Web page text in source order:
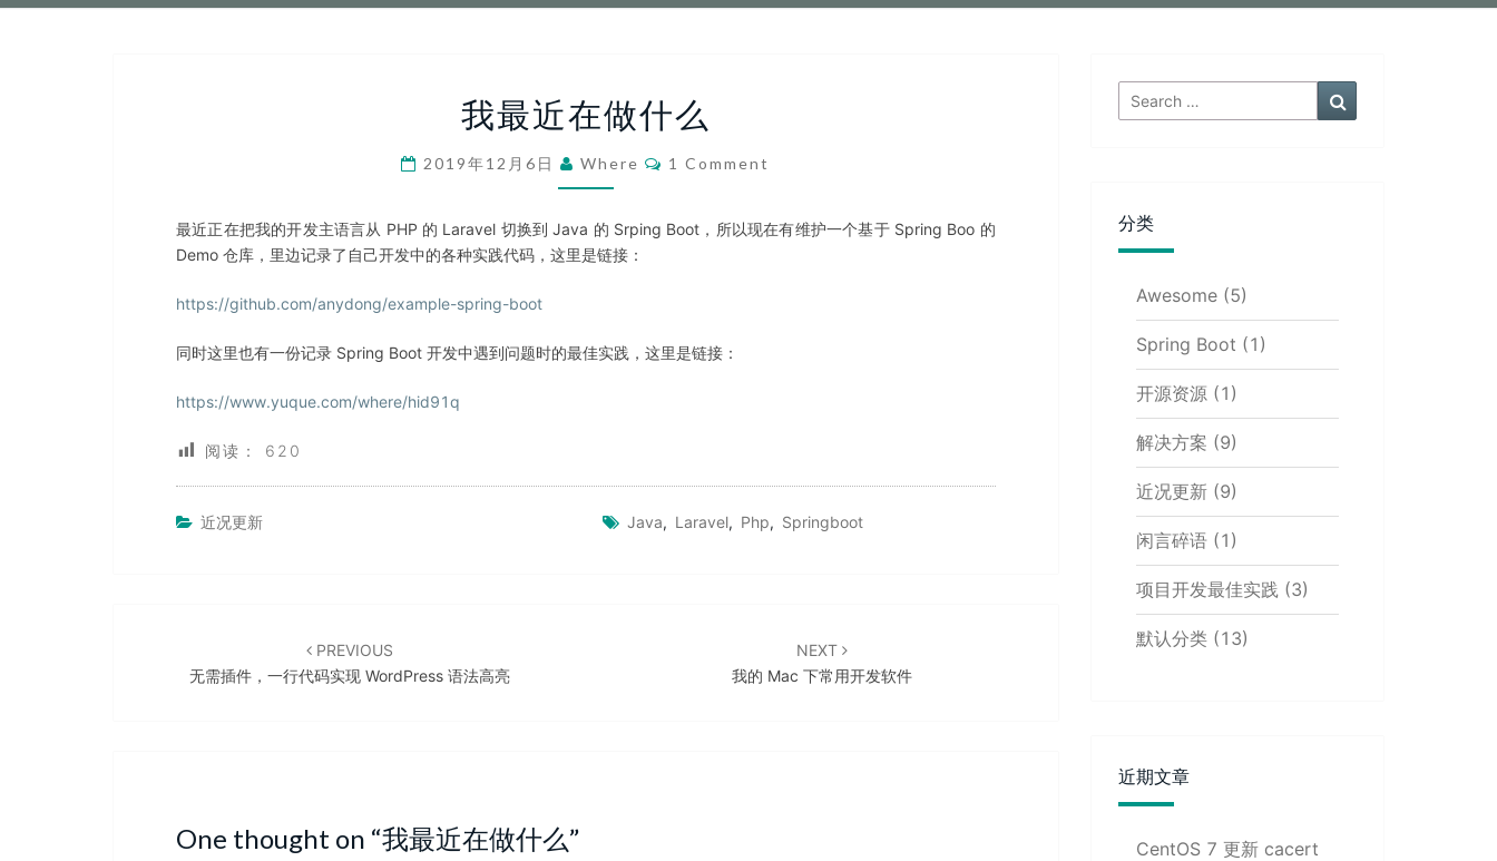
最
近
在
做
么
我最近在做什么
2019年12月6日 Where Comments
1 Comment
最近正在把我的开发主语言从 PHP 的 Laravel 切换到 Java 的 Srping Boot，所以现在有维护一个基于 Spring Boo 的
Demo 仓库，里边记录了自己开发中的各种实践代码，这里是链接：
https://github.com/anydong/example-spring-boot
同时这里也有一份记录 Spring Boot 开发中遇到问题时的最佳实践，这里是链接：
https://www.yuque.com/where/hid91q
阅读： 620
近况更新 Java, Laravel, Php, Springboot
PREVIOUS
无需插件，一行代码实现 WordPress 语法高亮
NEXT
我的 Mac 下常用开发软件
One thought on “我最近在做什么”
Search
for:
分类
Awesome(5)
Spring Boot (1)
开源资源(1)
解决方案 (9)
近况更新(9)
闲言碎语(1)
项目开发最佳实践(3)
默认分类(13)
近期文章
CentOS 7 更新 cacert